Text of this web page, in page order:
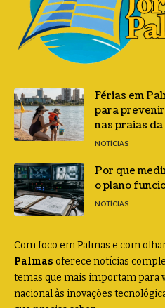
Férias em
para
nas praias
NOTÍCIAS
Por que
o plano
NOTÍCIAS
Com foco em Palmas e com
Palmas oferece notícias
temas que mais importam para
nacional às inovações